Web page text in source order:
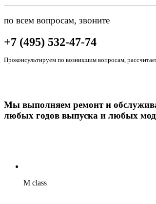
по всем вопросам, звоните
+7 (495) 532-47-74
Проконсультируем по возникшим вопросам,
Мы выполняем ремонт и
любых годов выпуска и любых
M class